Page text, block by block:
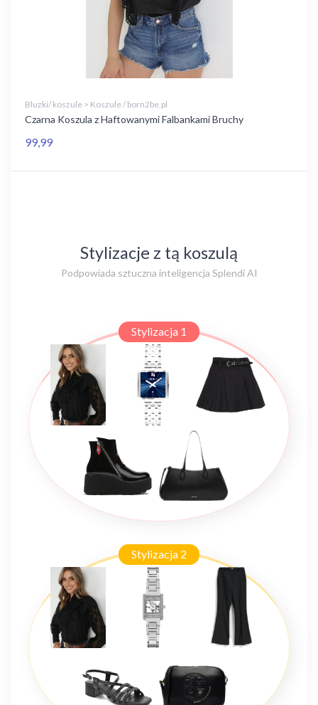
Bluzki/ koszule > Koszule / born2be.pl
Czarna Koszula z Haftowanymi Falbankami Bruchy
99,99
Stylizacje z tą koszulą
Podpowiada sztuczna inteligencja Splendi AI
Stylizacja 1
Stylizacja 2